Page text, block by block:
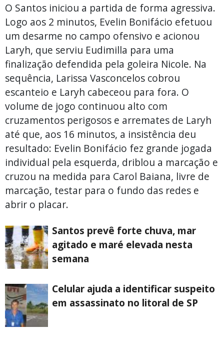
O Santos iniciou a partida de forma agressiva.
Logo aos 2 minutos, Evelin Bonifácio efetuou
um desarme no campo ofensivo e acionou
Laryh, que serviu Eudimilla para uma
finalização defendida pela goleira Nicole. Na
sequência, Larissa Vasconcelos cobrou
escanteio e Laryh cabeceou para fora. O
volume de jogo continuou alto com
cruzamentos perigosos e arremates de Laryh
até que, aos 16 minutos, a insistência deu
resultado: Evelin Bonifácio fez grande jogada
individual pela esquerda, driblou a marcação e
cruzou na medida para Carol Baiana, livre de
marcação, testar para o fundo das redes e
abrir o placar.
Santos prevê forte chuva, mar
agitado e maré elevada nesta
semana
Celular ajuda a identificar suspeito
em assassinato no litoral de SP